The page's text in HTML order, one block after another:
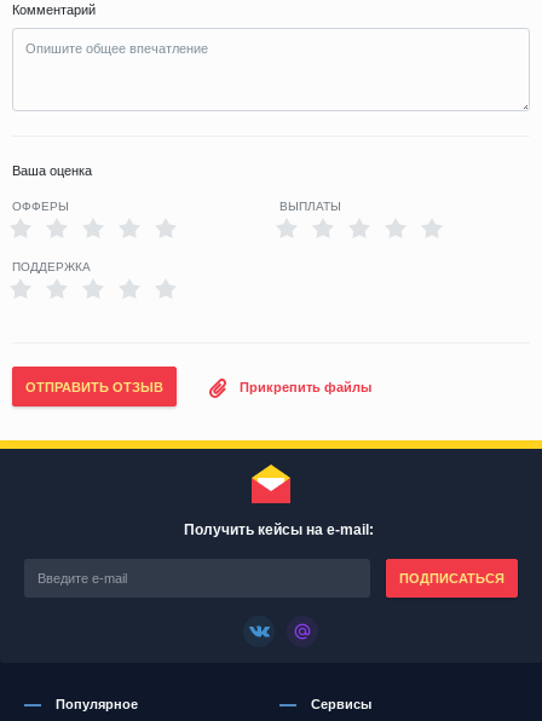
Комментарий
Ваша оценка
ОФФЕРЫ ВЫПЛАТЫ
ПОДДЕРЖКА
ОТПРАВИТЬ ОТЗЫВ Прикрепить файлы
Получить кейсы на e-mail:
ПОДПИСАТЬСЯ
Популярное Сервисы